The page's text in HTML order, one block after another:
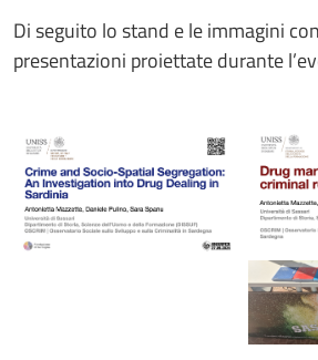
Di seguito lo stand e le immagini
presentazioni proiettate durante